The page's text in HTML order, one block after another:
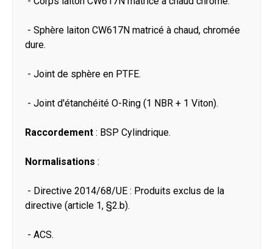
- Sphère laiton CW617N matricé à chaud, chromée
dure.
- Joint de sphère en PTFE.
- Joint d'étanchéité O-Ring (1 NBR + 1 Viton).
Raccordement : BSP Cylindrique.
Normalisations :
- Directive 2014/68/UE : Produits exclus de la
directive (article 1, §2.b).
- ACS.